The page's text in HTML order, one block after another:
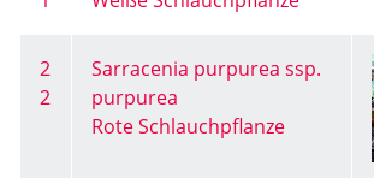
2
2
Sarracenia purpurea ssp.
purpurea
Rote Schlauchpflanze